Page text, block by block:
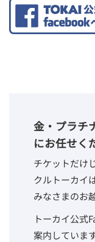
金・プラチ
にお任せく
チケットだけ
クルトーカイ
みなさまのお
トーカイ公式
案内しています